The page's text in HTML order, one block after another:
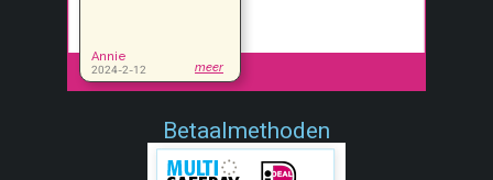
Betaalmethoden